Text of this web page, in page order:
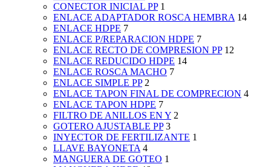
CONECTOR INICIAL PP 1
ENLACE ADAPTADOR ROSCA HEMBRA 14
ENLACE HDPE 7
ENLACE P/REPARACION HDPE 7
ENLACE RECTO DE COMPRESION PP 12
ENLACE REDUCIDO HDPE 14
ENLACE ROSCA MACHO 7
ENLACE SIMPLE PP 2
ENLACE TAPON FINAL DE COMPRECION 4
ENLACE TAPON HDPE 7
FILTRO DE ANILLOS EN Y 2
GOTERO AJUSTABLE PP 3
INYECTOR DE FERTILIZANTE 1
LLAVE BAYONETA 4
MANGUERA DE GOTEO 1